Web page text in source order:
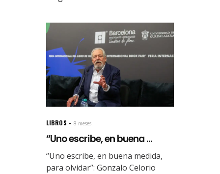
LIBROS 8 meses.
“Uno escribe, en buena ...
“Uno escribe, en buena medida,
para olvidar”: Gonzalo Celorio